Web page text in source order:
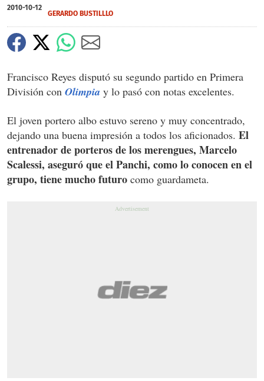
2010-10-12
GERARDO BUSTILLLO
Francisco Reyes disputó su segundo partido en Primera
División con Olimpia y lo pasó con notas excelentes.
El joven portero albo estuvo sereno y muy concentrado,
dejando una buena impresión a todos los aficionados. El
entrenador de porteros de los merengues, Marcelo
Scalessi, aseguró que el Panchi, como lo conocen en el
grupo, tiene mucho futuro como guardameta.